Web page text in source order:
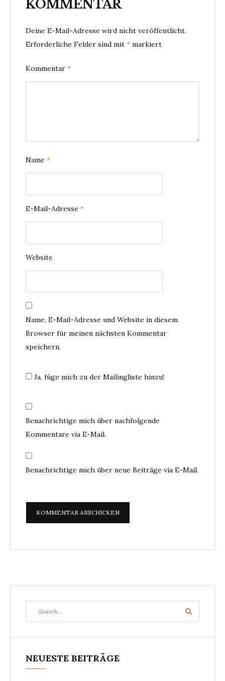
KOMMENTAR
Deine E-Mail-Adresse wird nicht veröffentlicht.
Erforderliche Felder sind mit * markiert
Kommentar *
Name *
E-Mail-Adresse *
Website
Name, E-Mail-Adresse und Website in diesem
Browser für meinen nächsten Kommentar
speichern.
Ja, füge mich zu der Mailingliste hinzu!
Benachrichtige mich über nachfolgende
Kommentare via E-Mail.
Benachrichtige mich über neue Beiträge via E-Mail.
for:
Search
NEUESTE BEITRÄGE